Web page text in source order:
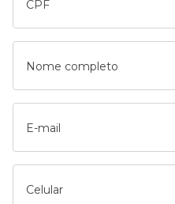
CPF
Nome completo
E-mail
Celular